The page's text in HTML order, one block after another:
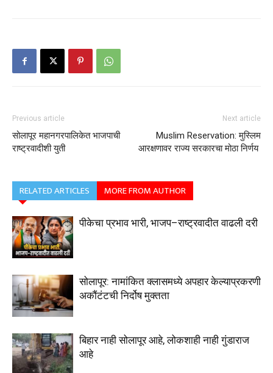
Previous article
सोलापूर महानगरपालिकेत भाजपाची
राष्ट्रवादीशी युती
Next article
Muslim Reservation: मुस्लिम
आरक्षणावर राज्य सरकारचा मोठा निर्णय
RELATED ARTICLES MORE FROM AUTHOR
पीकेचा प्रभाव भारी, भाजप–राष्ट्रवादीत वाढली दरी
सोलापूर: नामांकित क्लासमध्ये अपहार केल्याप्रकरणी
अकौंटंटची निर्दोष मुक्तता
बिहार नाही सोलापूर आहे, लोकशाही नाही गुंडाराज
आहे